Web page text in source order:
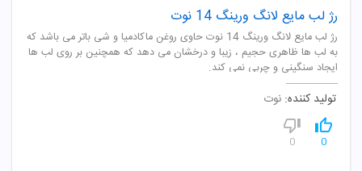
رژ لب مایع لانگ ورینگ 14 نوت
رژ لب مایع لانگ ورینگ 14 نوت حاوی روغن ماکادمیا و شی باتر می باشد که
به لب ها ظاهری حجیم ، زیبا و درخشان می دهد که همچنین بر روی لب ها
ایجاد سنگینی و چربی نمی کند.
تولید کننده: نوت
0
0